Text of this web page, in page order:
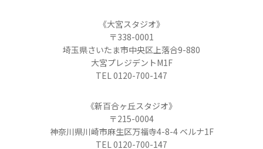
《大宮スタジオ》
〒338-0001
埼玉県さいたま市中央区上落合9-880
大宮プレジデントM1F
TEL 0120-700-147
《新百合ヶ丘スタジオ》
〒215-0004
神奈川県川崎市麻生区万福寺4-8-4 ベルナ1F
TEL 0120-700-147